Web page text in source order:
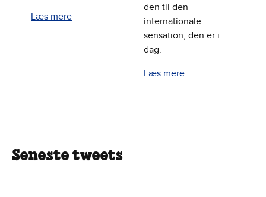
Læs mere
den til den
internationale
sensation, den er i
dag.
Læs mere
Seneste tweets